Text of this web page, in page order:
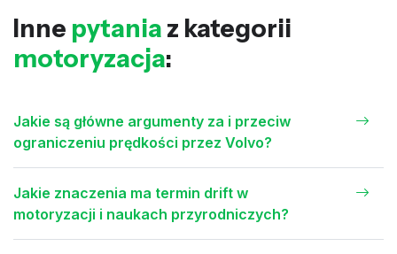
Inne pytania z kategorii
motoryzacja:
Jakie są główne argumenty za i przeciw
ograniczeniu prędkości przez Volvo?
Jakie znaczenia ma termin drift w
motoryzacji i naukach przyrodniczych?